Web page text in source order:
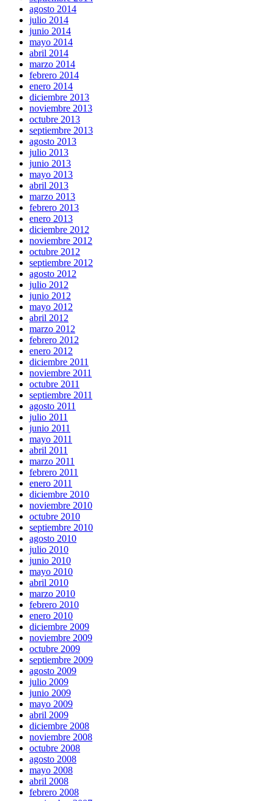
agosto 2014
julio 2014
junio 2014
mayo 2014
abril 2014
marzo 2014
febrero 2014
enero 2014
diciembre 2013
noviembre 2013
octubre 2013
septiembre 2013
agosto 2013
julio 2013
junio 2013
mayo 2013
abril 2013
marzo 2013
febrero 2013
enero 2013
diciembre 2012
noviembre 2012
octubre 2012
septiembre 2012
agosto 2012
julio 2012
junio 2012
mayo 2012
abril 2012
marzo 2012
febrero 2012
enero 2012
diciembre 2011
noviembre 2011
octubre 2011
septiembre 2011
agosto 2011
julio 2011
junio 2011
mayo 2011
abril 2011
marzo 2011
febrero 2011
enero 2011
diciembre 2010
noviembre 2010
octubre 2010
septiembre 2010
agosto 2010
julio 2010
junio 2010
mayo 2010
abril 2010
marzo 2010
febrero 2010
enero 2010
diciembre 2009
noviembre 2009
octubre 2009
septiembre 2009
agosto 2009
julio 2009
junio 2009
mayo 2009
abril 2009
diciembre 2008
noviembre 2008
octubre 2008
agosto 2008
mayo 2008
abril 2008
febrero 2008